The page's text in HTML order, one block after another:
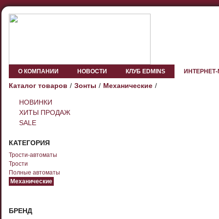
О КОМПАНИИ НОВОСТИ КЛУБ EDMINS
Каталог товаров Зонты Механические
НОВИНКИ
ХИТЫ ПРОДАЖ
SALE
КАТЕГОРИЯ
Трости-автоматы
Трости
Полные автоматы
Механические
БРЕНД